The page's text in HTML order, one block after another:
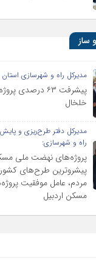
ساز
مدیرکل راه و شهرسازی استان
پیشرفت ۶۳
خلخال
مدیرکل دفتر طرح‌ریزی و
راه و شهرسازی:
پروژه‌های نهضت ملی
پیشروترین طرح‌های
مردم، عامل موفقیت
مسکن اردبیل